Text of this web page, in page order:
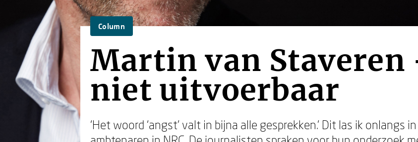
Column
Martin van Staveren
niet uitvoerbaar
‘Het woord ‘angst' valt in bijna alle gesprekken.' Dit las ik onlangs